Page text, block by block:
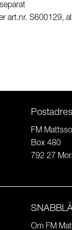
art.nr. S600129,
FM
Box 480
792 27
Om FM